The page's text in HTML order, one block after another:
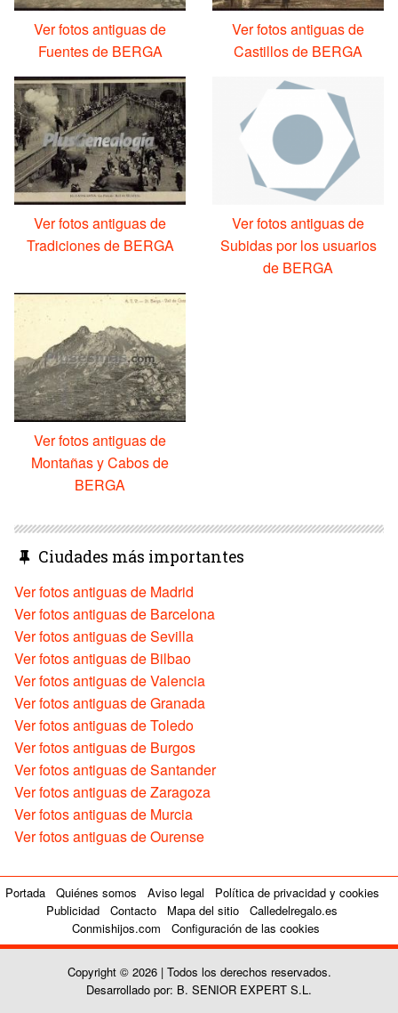
Ver fotos antiguas de
Fuentes de BERGA
Ver fotos antiguas de
Castillos de BERGA
Ver fotos antiguas de
Tradiciones de BERGA
Ver fotos antiguas de
Subidas por los usuarios
de BERGA
Ver fotos antiguas de
Montañas y Cabos de
BERGA
Ciudades más importantes
Ver fotos antiguas de Madrid
Ver fotos antiguas de Barcelona
Ver fotos antiguas de Sevilla
Ver fotos antiguas de Bilbao
Ver fotos antiguas de Valencia
Ver fotos antiguas de Granada
Ver fotos antiguas de Toledo
Ver fotos antiguas de Burgos
Ver fotos antiguas de Santander
Ver fotos antiguas de Zaragoza
Ver fotos antiguas de Murcia
Ver fotos antiguas de Ourense
Portada Quiénes somos Aviso legal
Política de privacidad y cookies
Publicidad
Contacto Mapa del sitio
Calledelregalo.es
Conmishijos.com
Configuración de las cookies
Copyright © 2026 | Todos los derechos reservados.
Desarrollado por: B. SENIOR EXPERT S.L.